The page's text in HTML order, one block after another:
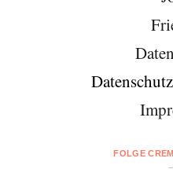
FOLGE